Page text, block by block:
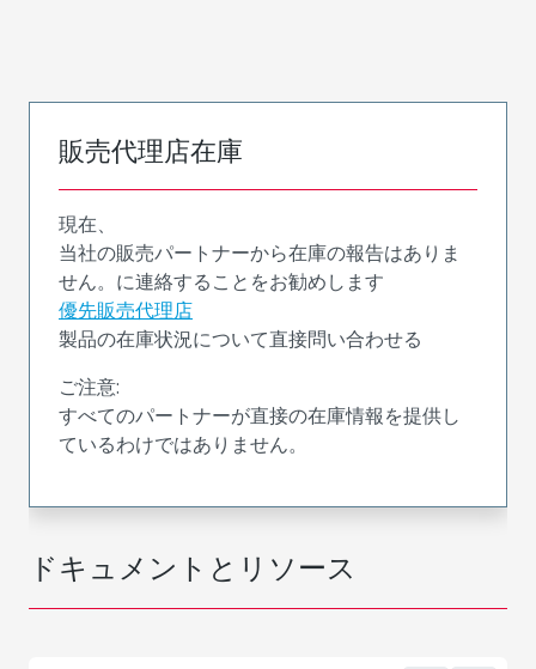
ドキュメントとリソース
販売代理店在庫
現在、
当社の販売パートナーから在庫の報告はありま
せん。に連絡することをお勧めします
優先販売代理店
製品の在庫状況について直接問い合わせる
ご注意:
すべてのパートナーが直接の在庫情報を提供し
ているわけではありません。